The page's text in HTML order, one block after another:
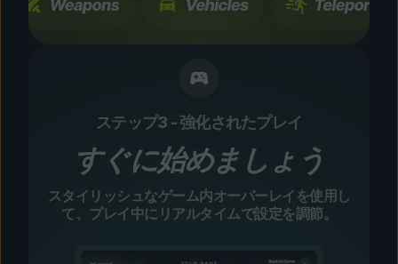
ステップ3 - 強化されたプレイ
すぐに始めましょう
スタイリッシュなゲーム内オーバーレイを使用し
て、プレイ中にリアルタイムで設定を調節。